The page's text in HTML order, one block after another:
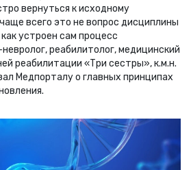
вернуться к исходному
всего это не вопрос дисциплины
устроен сам процесс
реабилитолог, медицинский
реабилитации «Три сестры», к.м.н.
Медпорталу о главных принципах